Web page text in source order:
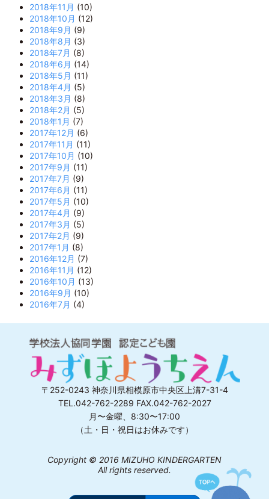
2018年11月 (10)
2018年10月 (12)
2018年9月 (9)
2018年8月 (3)
2018年7月 (8)
2018年6月 (14)
2018年5月 (11)
2018年4月 (5)
2018年3月 (8)
2018年2月 (5)
2018年1月 (7)
2017年12月 (6)
2017年11月 (11)
2017年10月 (10)
2017年9月 (11)
2017年7月 (9)
2017年6月 (11)
2017年5月 (10)
2017年4月 (9)
2017年3月 (5)
2017年2月 (9)
2017年1月 (8)
2016年12月 (7)
2016年11月 (12)
2016年10月 (13)
2016年9月 (10)
2016年7月 (4)
〒252-0243 神奈川県相模原市中央区上溝7-31-4
TEL.042-762-2289 FAX.042-762-2027
月〜金曜、8:30〜17:00
（土・日・祝日はお休みです）
Copyright © 2016 MIZUHO KINDERGARTEN
All rights reserved.